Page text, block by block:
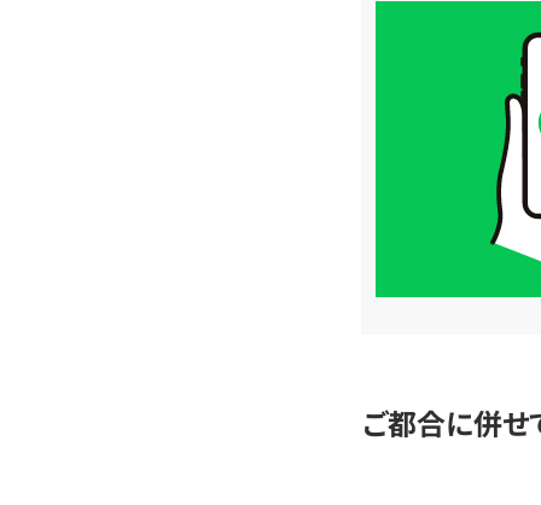
ご都合に併せ